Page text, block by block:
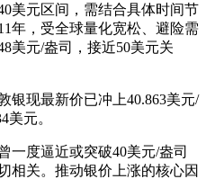
美元区间，需结合具体时间节
年，受全球量化宽松、避险需
美元/盎司，接近50美元关
银现最新价已冲上40.863美元/
美元。
一度逼近或突破40美元/盎司
相关。推动银价上涨的核心因